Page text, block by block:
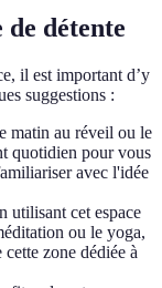
détente
il est important d’y
suggestions :
matin au réveil ou le
quotidien pour vous
avec l'idée
utilisant cet espace
ou le yoga,
zone dédiée à